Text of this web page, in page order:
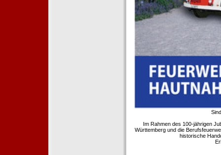
Im Rahmen des 100-jährigen
Württemberg und die
historische